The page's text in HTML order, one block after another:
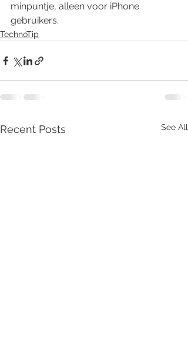
minpuntje, alleen voor iPhone
gebruikers.
TechnoTip
Recent Posts See All